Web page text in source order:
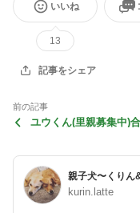
いいね
13
記事をシェア
前の記事
ユウくん(里親募集中)
kurin.latte